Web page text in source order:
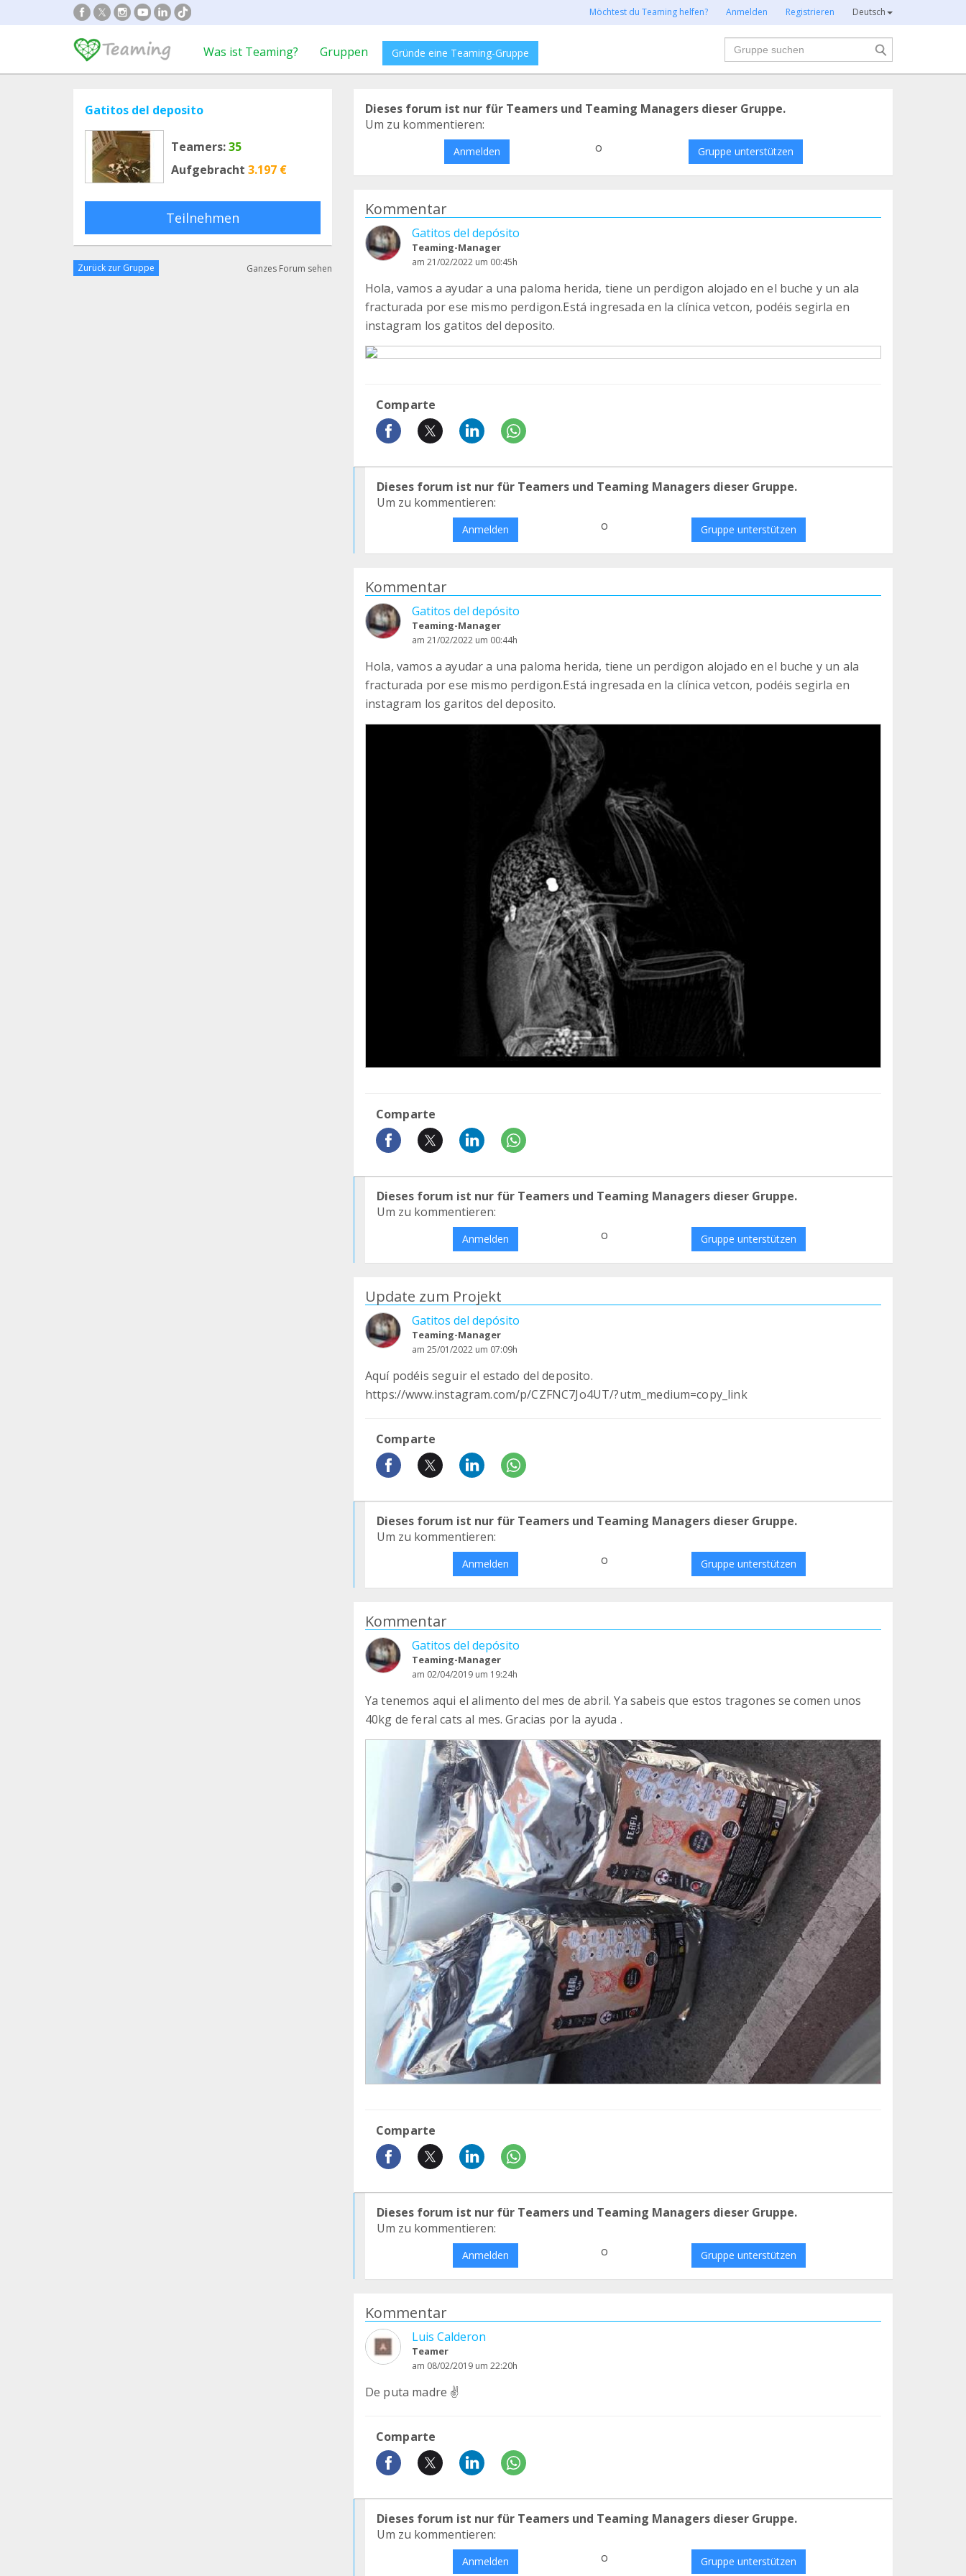
Möchtest du Teaming helfen? Anmelden Registrieren Deutsch
Was ist Teaming? Gruppen Gründe eine Teaming-Gruppe
Suche
Gatitos del deposito
Teamers:35
Aufgebracht 3.197 €
Teilnehmen
Zurück zur Gruppe Ganzes Forum sehen
Dieses forum ist nur für Teamers und Teaming Managers dieser Gruppe.
Um zu kommentieren:
Anmelden o Gruppe unterstützen
Kommentar
Gatitos del depósito
Teaming-Manager
am 21/02/2022 um 00:45h
Hola, vamos a ayudar a una paloma herida, tiene un perdigon alojado en el buche y un ala
fracturada por ese mismo perdigon.Está ingresada en la clínica vetcon, podéis segirla en
instagram los gatitos del deposito.
Comparte
Dieses forum ist nur für Teamers und Teaming Managers dieser Gruppe.
Um zu kommentieren:
Anmelden o Gruppe unterstützen
Kommentar
Gatitos del depósito
Teaming-Manager
am 21/02/2022 um 00:44h
Hola, vamos a ayudar a una paloma herida, tiene un perdigon alojado en el buche y un ala
fracturada por ese mismo perdigon.Está ingresada en la clínica vetcon, podéis segirla en
instagram los garitos del deposito.
Comparte
Dieses forum ist nur für Teamers und Teaming Managers dieser Gruppe.
Um zu kommentieren:
Anmelden o Gruppe unterstützen
Update zum Projekt
Gatitos del depósito
Teaming-Manager
am 25/01/2022 um 07:09h
Aquí podéis seguir el estado del deposito.
https://www.instagram.com/p/CZFNC7Jo4UT/?utm_medium=copy_link
Comparte
Dieses forum ist nur für Teamers und Teaming Managers dieser Gruppe.
Um zu kommentieren:
Anmelden o Gruppe unterstützen
Kommentar
Gatitos del depósito
Teaming-Manager
am 02/04/2019 um 19:24h
Ya tenemos aqui el alimento del mes de abril. Ya sabeis que estos tragones se comen unos
40kg de feral cats al mes. Gracias por la ayuda .
Comparte
Dieses forum ist nur für Teamers und Teaming Managers dieser Gruppe.
Um zu kommentieren:
Anmelden o Gruppe unterstützen
Kommentar
Luis Calderon
Teamer
am 08/02/2019 um 22:20h
De puta madre ✌
Comparte
Dieses forum ist nur für Teamers und Teaming Managers dieser Gruppe.
Um zu kommentieren:
Anmelden o Gruppe unterstützen